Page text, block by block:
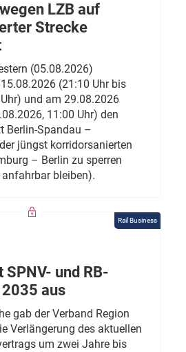
LZB auf
Strecke
(05.08.2026)
(21:10 Uhr bis
und am 29.08.2026
11:00 Uhr) den
Berlin-Spandau –
jüngst korridorsanierten
– Berlin zu sperren
bleiben).
Rail Business
SPNV- und RB-
aus
gab der Verband Region
Verlängerung des aktuellen
um zwei Jahre bis